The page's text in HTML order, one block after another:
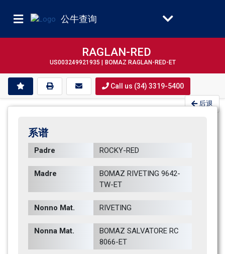
公牛查询
RAGLAN-RED
US003249921935 | BOMAZ RAGLAN-RED-ET
Call us (34) 3319-5400
后退
系谱
Padre ROCKY-RED
Madre
BOMAZ RIVETING 9642-
TW-ET
Nonno Mat. RIVETING
Nonna Mat.
BOMAZ SALVATORE RC
8066-ET